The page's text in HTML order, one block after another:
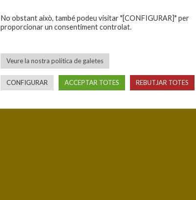
No obstant això, també podeu visitar "[CONFIGURAR]" per
proporcionar un consentiment controlat.
Veure la nostra política de galetes
CONFIGURAR ACCEPTAR TOTES REBUTJAR TOTES